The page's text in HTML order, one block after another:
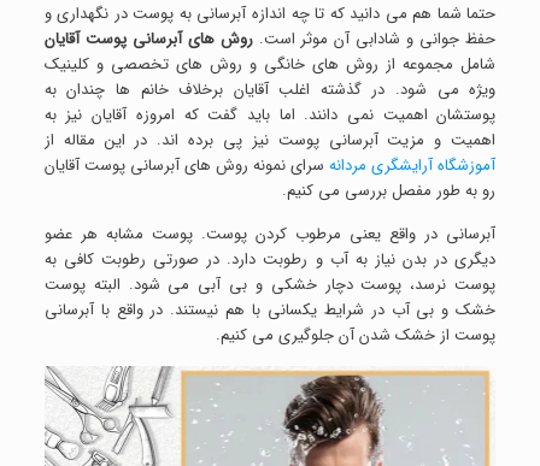
حتما شما هم می دانید که تا چه اندازه آبرسانی به پوست در نگهداری و
حفظ جوانی و شادابی آن موثر است.روش های آبرسانی پوست آقایان
شامل مجموعه از روش های خانگی و روش های تخصصی و کلینیک
ویژه می شود. در گذشته اغلب آقایان برخلاف خانم ها چندان به
پوستشان اهمیت نمی دانند. اما باید گفت که امروزه آقایان نیز به
اهمیت و مزیت آبرسانی پوست نیز پی برده اند. در این مقاله از
آموزشگاه آرایشگری مردانهسرای نمونه روش های آبرسانی پوست آقایان
رو به طور مفصل بررسی می کنیم.
آبرسانی در واقع یعنی مرطوب کردن پوست. پوست مشابه هر عضو
دیگری در بدن نیاز به آب و رطوبت دارد. در صورتی رطوبت کافی به
پوست نرسد، پوست دچار خشکی و بی آبی می شود. البته پوست
خشک و بی آب در شرایط یکسانی با هم نیستند. در واقع با آبرسانی
پوست از خشک شدن آن جلوگیری می کنیم.